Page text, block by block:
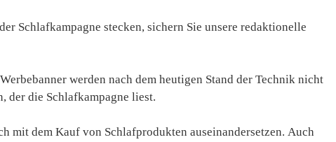
Schlafkampagne stecken, sichern Sie unsere redaktionelle
werden nach dem heutigen Stand der Technik nicht
der die Schlafkampagne liest.
mit dem Kauf von Schlafprodukten auseinandersetzen. Auch